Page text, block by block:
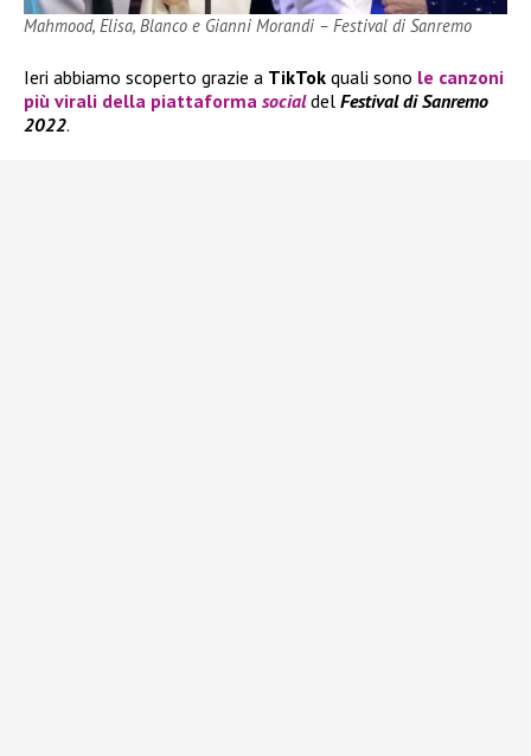
Mahmood, Elisa, Blanco e Gianni Morandi – Festival di Sanremo
Ieri abbiamo scoperto grazie a TikTok quali sono le canzoni
più virali della piattaforma socialdel Festival di Sanremo
2022.